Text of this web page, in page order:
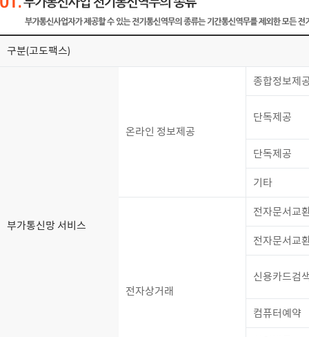
구분(고도팩스)
부가통신망 서비스
온라인 정보제공
종합정보제
단독제공
단독제공
기타
전자상거래
전자문서교
전자문서교
신용카드검
컴퓨터예약